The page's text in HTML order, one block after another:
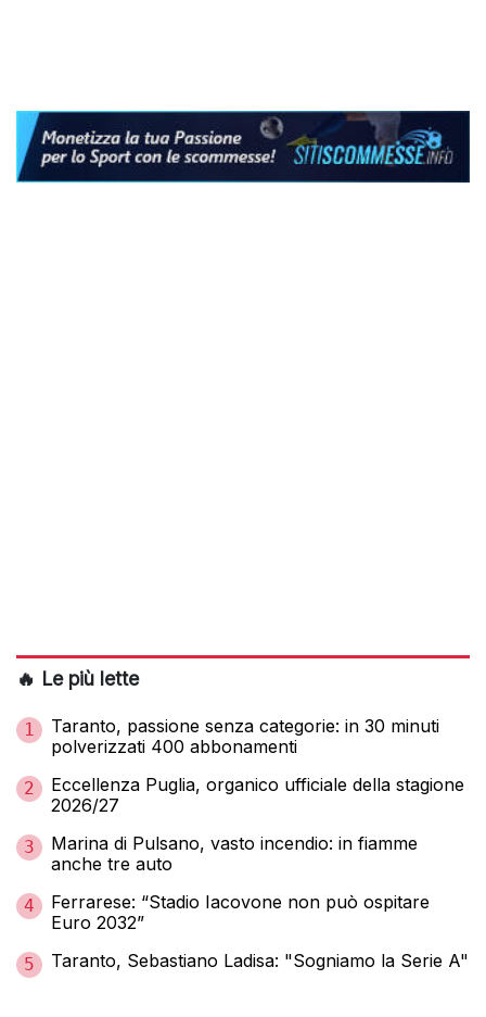
🔥 Le più lette
1
Taranto, passione senza categorie: in 30 minuti
polverizzati 400 abbonamenti
2
Eccellenza Puglia, organico ufficiale della stagione
2026/27
3
Marina di Pulsano, vasto incendio: in fiamme
anche tre auto
4
Ferrarese: “Stadio Iacovone non può ospitare
Euro 2032”
5 Taranto, Sebastiano Ladisa: "Sogniamo la Serie A"